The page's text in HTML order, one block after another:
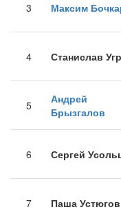
3 Максим
4 Станислав
5
Андрей
Брызгалов
6 Сергей
7 Паша Устюгов